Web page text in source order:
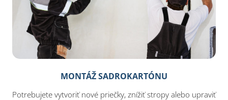
MONTÁŽ SADROKARTÓNU
Potrebujete vytvoriť nové priečky, znížiť stropy alebo upraviť